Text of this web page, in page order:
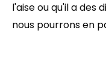
l'aise ou qu'il a des
nous pourrons en